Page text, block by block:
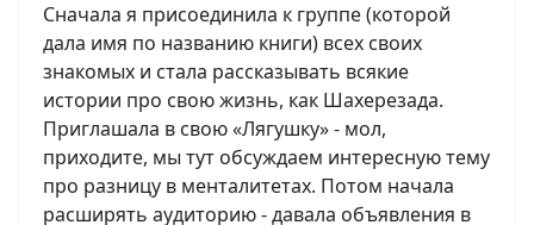
Сначала я присоединила к группе (которой
дала имя по названию книги) всех своих
знакомых и стала рассказывать всякие
истории про свою жизнь, как Шахерезада.
Приглашала в свою «Лягушку» - мол,
приходите, мы тут обсуждаем интересную тему
про разницу в менталитетах. Потом начала
расширять аудиторию - давала объявления в